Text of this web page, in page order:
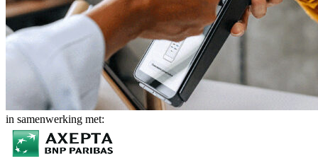
in samenwerking met: